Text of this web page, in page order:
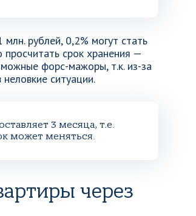
рублей, 0,2% могут стать
срок хранения —
форс-мажоры, т.к. из-за
ситуации.
3 месяца, т.е.
может меняться.
через